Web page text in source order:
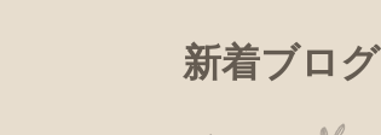
新着ブログ